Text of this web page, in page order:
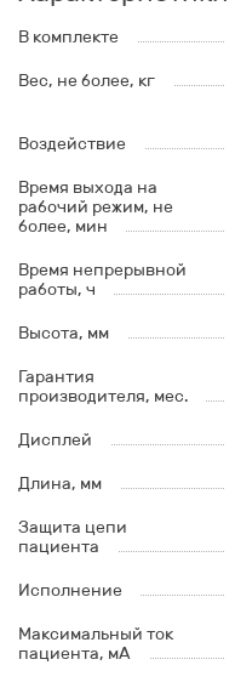
В комплекте
Вес, не более, кг
Воздействие
Время выхода на
рабочий режим, не
более, мин
Время непрерывной
работы, ч
Высота, мм
Гарантия
производителя, мес.
Дисплей
Длина, мм
Защита цепи
пациента
Исполнение
Максимальный ток
пациента, мА